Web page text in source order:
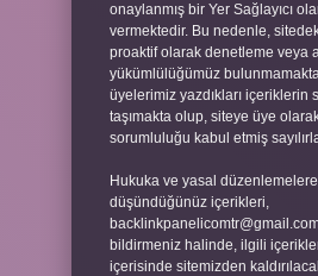
onaylanmış bir Yer Sağlayıcı
vermektedir. Bu nedenle,
proaktif olarak denetleme veya
yükümlülüğümüz
üyelerimiz yazdıkları içeriklerin
taşımakta olup, siteye üye
sorumluluğu kabul etmiş
Hukuka ve yasal düzenlemelere
düşündüğünüz içerikleri,
bildirmeniz halinde, ilgili
içerisinde sitemizden